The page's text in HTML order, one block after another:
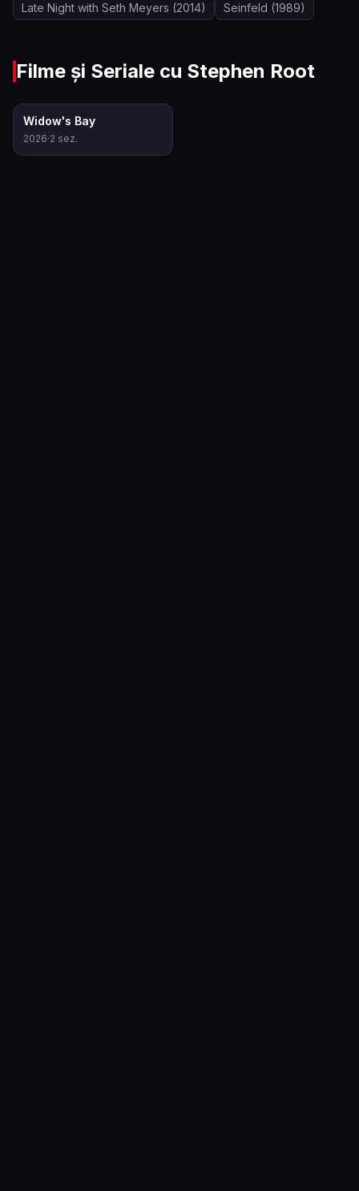
Late Night with Seth Meyers (2014) Seinfeld (1989)
Filme și Seriale cu Stephen Root
Widow's Bay
2026·2 sez.